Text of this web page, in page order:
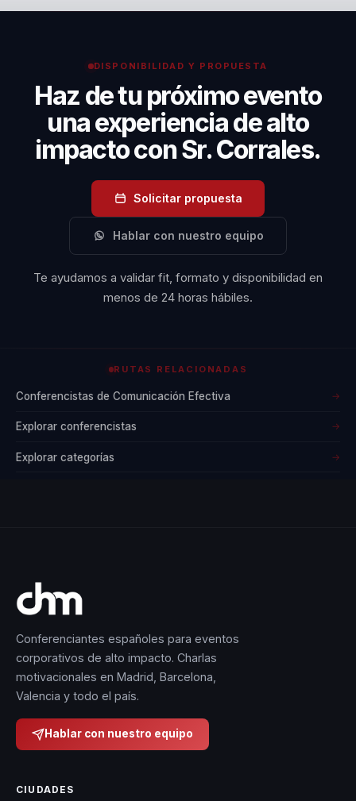
entretenimiento. Su enfoque en la motivación y el
cohesión del equipo y fomentando un ambiente de
trabajo positivo.
DISPONIBILIDAD Y PROPUESTA
Haz de tu próximo evento
una experiencia de alto
impacto con Sr. Corrales.
Solicitar propuesta
Hablar con nuestro equipo
Te ayudamos a validar fit, formato y disponibilidad en
menos de 24 horas hábiles.
RUTAS RELACIONADAS
Conferencistas de Comunicación Efectiva →
Explorar conferencistas →
Explorar categorías →
Conferenciantes españoles para eventos
corporativos de alto impacto. Charlas
motivacionales en Madrid, Barcelona,
Valencia y todo el país.
Hablar con nuestro equipo
CIUDADES